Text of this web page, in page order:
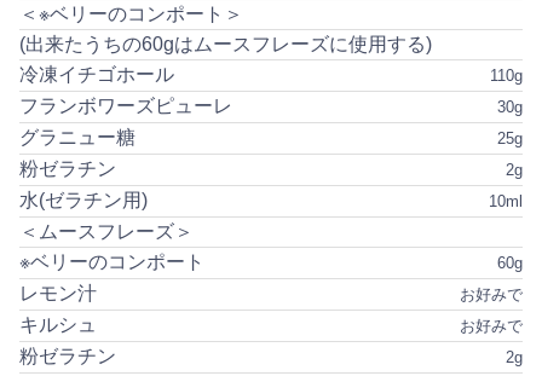
＜※ベリーのコンポート＞
(出来たうちの60gはムースフレーズに使用する)
110g
冷凍イチゴホール
30g
フランボワーズピューレ
25g
グラニュー糖
2g
粉ゼラチン
10ml
水(ゼラチン用)
＜ムースフレーズ＞
60g
※ベリーのコンポート
お好みで
レモン汁
お好みで
キルシュ
2g
粉ゼラチン